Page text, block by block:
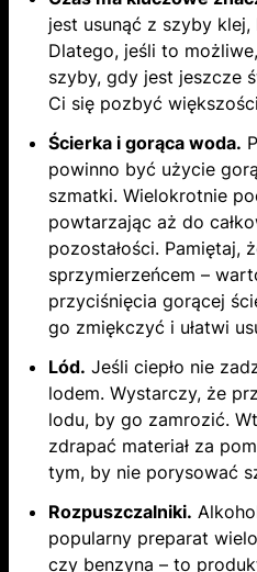
jest usunąć z szyby klej,
Dlatego, jeśli to
szyby, gdy jest jeszcze
Ci się pozbyć
Ścierka i gorąca woda.
powinno być użycie
szmatki. Wielokrotnie
powtarzając aż do
pozostałości. Pamiętaj,
sprzymierzeńcem –
przyciśnięcia gorącej
go zmiękczyć i ułatwi
Lód. Jeśli ciepło nie
lodem. Wystarczy, że
lodu, by go zamrozić.
zdrapać materiał za
tym, by nie porysować
Rozpuszczalniki.
popularny preparat
czy benzyna – to